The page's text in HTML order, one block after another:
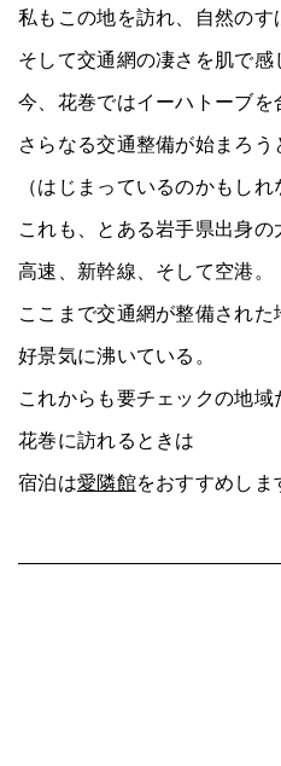
私もこの地を訪れ、自然のす
そして交通網の凄さを肌で感
今、花巻ではイーハトーブを
さらなる交通整備が始まろ
（はじまっているのかもし
これも、とある岩手県出身
高速、新幹線、そして空港。
ここまで交通網が整備され
好景気に沸いている。
これからも要チェックの地域
花巻に訪れるときは
宿泊は愛隣館をおすすめしま